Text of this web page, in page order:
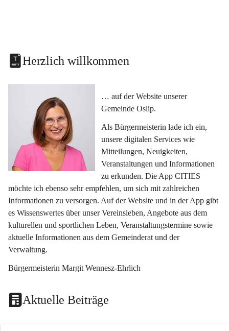
Herzlich willkommen
… auf der Website unserer
Gemeinde Oslip.
Als Bürgermeisterin lade ich ein,
unsere digitalen Services wie
Mitteilungen, Neuigkeiten,
Veranstaltungen und Informationen
zu erkunden. Die App CITIES
möchte ich ebenso sehr empfehlen, um sich mit zahlreichen
Informationen zu versorgen. Auf der Website und in der App gibt
es Wissenswertes über unser Vereinsleben, Angebote aus dem
kulturellen und sportlichen Leben, Veranstaltungstermine sowie
aktuelle Informationen aus dem Gemeinderat und der
Verwaltung.
Bürgermeisterin Margit Wennesz-Ehrlich
Aktuelle Beiträge